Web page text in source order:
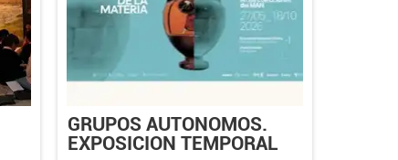
GRUPOS AUTÓNOMOS.
EXPOSICION TEMPORAL